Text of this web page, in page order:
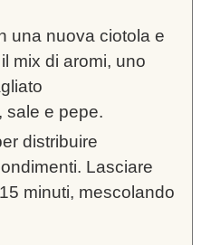
una nuova ciotola e
mix di aromi, uno
sale e pepe.
distribuire
Lasciare
minuti, mescolando